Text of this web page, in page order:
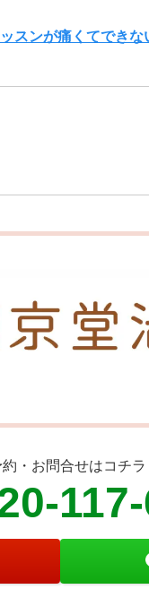
スンが痛くてできな
約・お問合せはコチラ